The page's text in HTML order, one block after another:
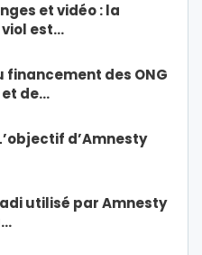
et vidéo : la
est…
des ONG
et de…
d’Amnesty
utilisé par Amnesty